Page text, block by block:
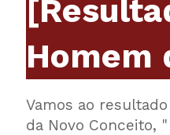
Homem
Vamos ao
da Novo Conceito,